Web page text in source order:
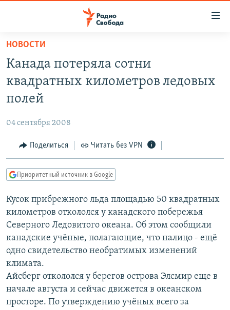
упрощенного
доступа
основному
Вернутся
Вернутся
поиску
ПОДКАСТЫ
АВТОРСКИЕ ПРОЕКТЫ
МНЕНИЯ
КУЛЬТУРА
КАВКАЗ.РЕАЛИИ
СЕВЕР.РЕАЛИИ
СИБИРЬ.РЕАЛИИ
РАСПИСАНИЕ ВЕЩАНИЯ
ПОДПИШИТЕСЬ НА РАССЫЛКУ
НОВОСТИ
Канада потеряла сотни
квадратных километров ледовых
полей
04 сентября 2008
Поделиться Читать без VPN
Приоритетный источник в Google
Кусок прибрежного льда площадью 50 квадратных
километров откололся у канадского побережья
Северного Ледовитого океана. Об этом сообщили
канадские учёные, полагающие, что налицо - ещё
одно свидетельство необратимых изменений
климата.
Айсберг откололся у берегов острова Элсмир еще в
начале августа и сейчас движется в океанском
просторе. По утверждению учёных всего за